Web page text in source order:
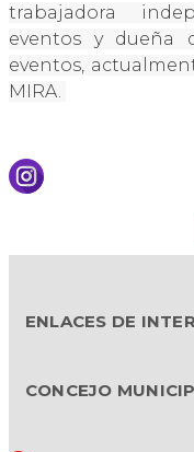
trabajadora
eventos y dueña
eventos,
MIRA.
ENLACES DE
CONCEJO